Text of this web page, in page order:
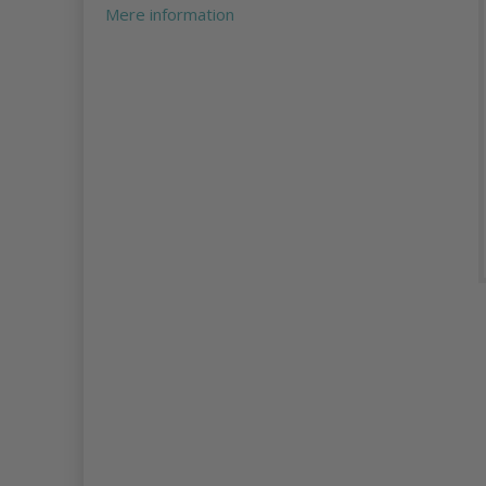
Mere information